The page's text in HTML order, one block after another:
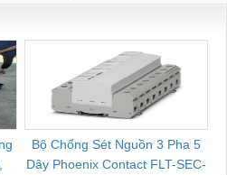
CHUA CHAY
Bộ Chống Sét Nguồn 3 Pha 5
Dây Phoenix Contact FLT-SEC-